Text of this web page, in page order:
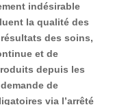
indésirable
la qualité des
des soins,
et de
depuis les
de
via l’arrêté